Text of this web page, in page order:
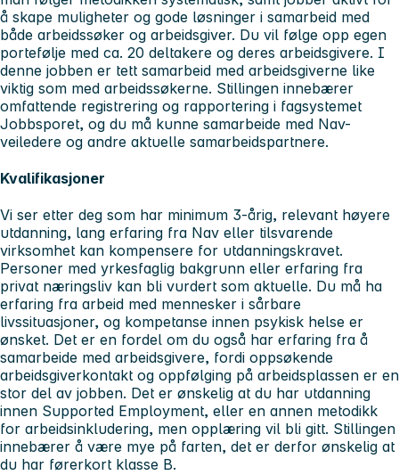
å skape muligheter og gode løsninger i samarbeid med
både arbeidssøker og arbeidsgiver. Du vil følge opp egen
portefølje med ca. 20 deltakere og deres arbeidsgivere. I
denne jobben er tett samarbeid med arbeidsgiverne like
viktig som med arbeidssøkerne. Stillingen innebærer
omfattende registrering og rapportering i fagsystemet
Jobbsporet, og du må kunne samarbeide med Nav-
veiledere og andre aktuelle samarbeidspartnere.
Kvalifikasjoner
Vi ser etter deg som har minimum 3-årig, relevant høyere
utdanning, lang erfaring fra Nav eller tilsvarende
virksomhet kan kompensere for utdanningskravet.
Personer med yrkesfaglig bakgrunn eller erfaring fra
privat næringsliv kan bli vurdert som aktuelle. Du må ha
erfaring fra arbeid med mennesker i sårbare
livssituasjoner, og kompetanse innen psykisk helse er
ønsket. Det er en fordel om du også har erfaring fra å
samarbeide med arbeidsgivere, fordi oppsøkende
arbeidsgiverkontakt og oppfølging på arbeidsplassen er en
stor del av jobben. Det er ønskelig at du har utdanning
innen Supported Employment, eller en annen metodikk
for arbeidsinkludering, men opplæring vil bli gitt. Stillingen
innebærer å være mye på farten, det er derfor ønskelig at
du har førerkort klasse B.